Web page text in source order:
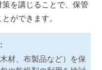
を講じることで、保管
ができます。
材、布製品など）を保